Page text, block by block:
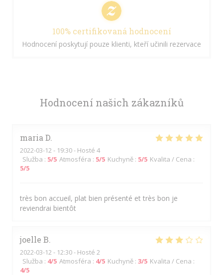
Hodnocení našich zákazníků
maria D
2022-03-12 - 19:30 - Hosté 4
Služba : 5/5 Atmosféra : 5/5 Kuchyně : 5/5 Kvalita / Cena :
5/5
très bon accueil, plat bien présenté et très bon je
reviendrai bientôt
joelle B
2022-03-12 - 12:30 - Hosté 2
Služba : 4/5 Atmosféra : 4/5 Kuchyně : 3/5 Kvalita / Cena :
4/5
100% certifikovaná hodnocení
Hodnocení poskytují pouze klienti, kteří učinili rezervace